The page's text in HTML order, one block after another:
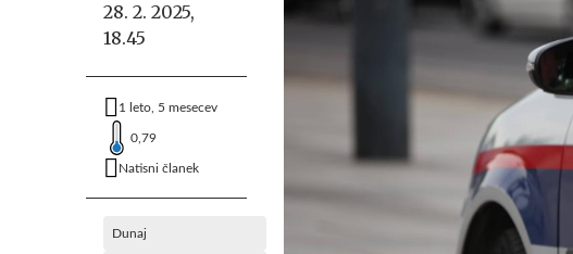
28. 2. 2025,
18.45
1 leto, 5 mesecev
0,79
Natisni članek
Dunaj